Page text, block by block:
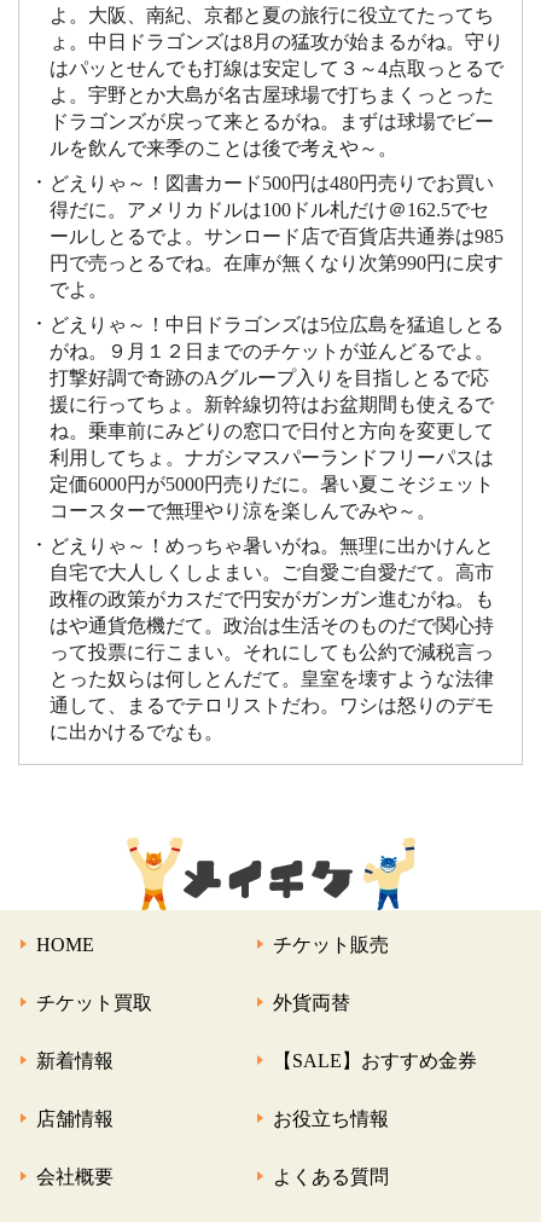
よ。大阪、南紀、京都と夏の旅行に役立てたってち
ょ。中日ドラゴンズは8月の猛攻が始まるがね。守り
はパッとせんでも打線は安定して３～4点取っとるで
よ。宇野とか大島が名古屋球場で打ちまくっとった
ドラゴンズが戻って来とるがね。まずは球場でビー
ルを飲んで来季のことは後で考えや～。
どえりゃ～！図書カード500円は480円売りでお買い
得だに。アメリカドルは100ドル札だけ＠162.5でセ
ールしとるでよ。サンロード店で百貨店共通券は985
円で売っとるでね。在庫が無くなり次第990円に戻す
でよ。
どえりゃ～！中日ドラゴンズは5位広島を猛追しとる
がね。９月１２日までのチケットが並んどるでよ。
打撃好調で奇跡のAグループ入りを目指しとるで応
援に行ってちょ。新幹線切符はお盆期間も使えるで
ね。乗車前にみどりの窓口で日付と方向を変更して
利用してちょ。ナガシマスパーランドフリーパスは
定価6000円が5000円売りだに。暑い夏こそジェット
コースターで無理やり涼を楽しんでみや～。
どえりゃ～！めっちゃ暑いがね。無理に出かけんと
自宅で大人しくしよまい。ご自愛ご自愛だて。高市
政権の政策がカスだで円安がガンガン進むがね。も
はや通貨危機だて。政治は生活そのものだで関心持
って投票に行こまい。それにしても公約で減税言っ
とった奴らは何しとんだて。皇室を壊すような法律
通して、まるでテロリストだわ。ワシは怒りのデモ
に出かけるでなも。
HOME チケット販売
チケット買取 外貨両替
新着情報 【SALE】おすすめ金券
店舗情報 お役立ち情報
会社概要 よくある質問